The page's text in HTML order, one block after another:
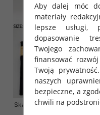
Skarpety damskie Roz 35-
Aby dalej móc
materiały
lepsze usługi,
dopasowanie
Twojego
finansować
Twoją
naszych
bezpieczne, a
chwili na